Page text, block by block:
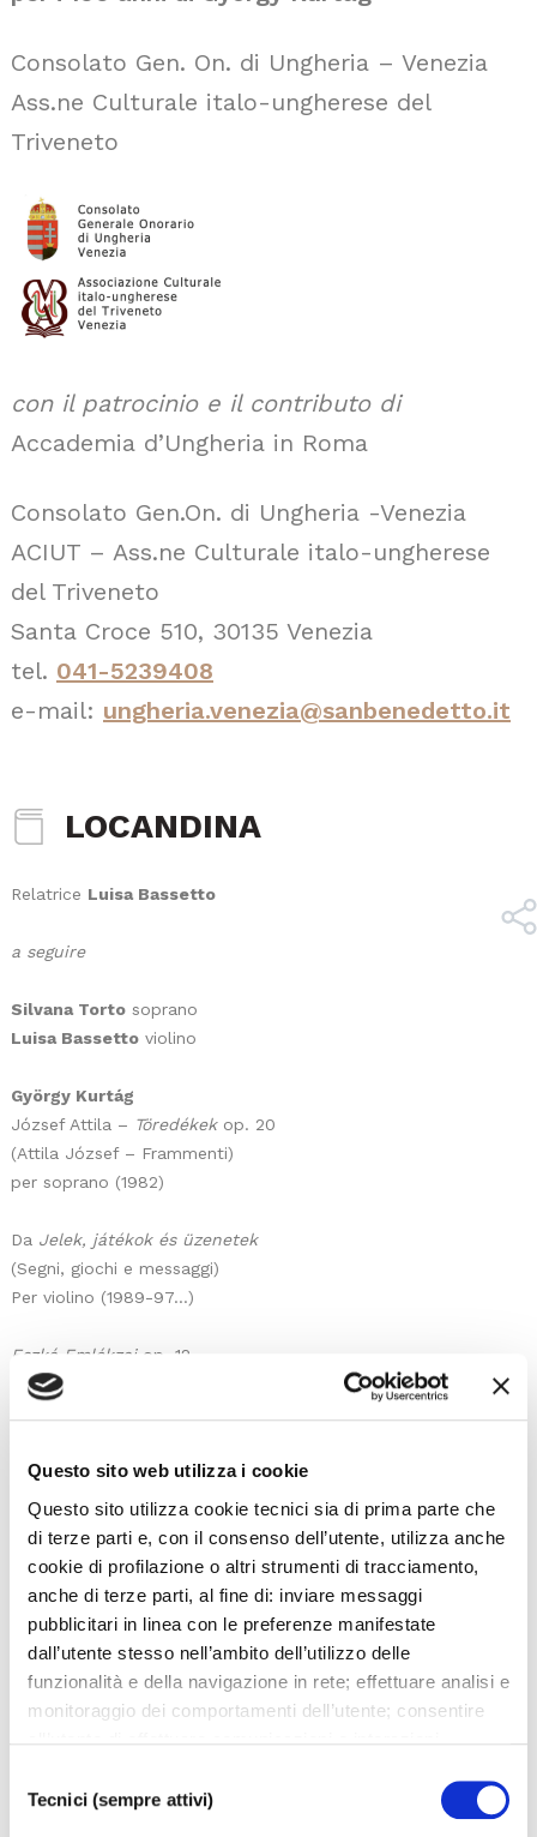
Questo sito web utilizza i cookie
Questo sito utilizza cookie tecnici sia di prima parte che
di terze parti e, con il consenso dell’utente, utilizza anche
cookie di profilazione o altri strumenti di tracciamento,
anche di terze parti, al fine di: inviare messaggi
pubblicitari in linea con le preferenze manifestate
dall’utente stesso nell’ambito dell’utilizzo delle
funzionalità e della navigazione in rete; effettuare analisi e
monitoraggio dei comportamenti dell’utente; consentire
TUTTI”, l’utente acconsente all’uso di tutti i cookie non
tecnici, inclusi quindi quelli di profilazione, analitici e
delTecnici (sempre attivi)
Consolato Gen. On. di Ungheria – Venezia
Ass.ne Culturale italo-ungherese del
Triveneto
con il patrocinio e il contributo di
Accademia d’Ungheria in Roma
Consolato Gen.On. di Ungheria -Venezia
ACIUT – Ass.ne Culturale italo-ungherese
del Triveneto
Santa Croce 510, 30135 Venezia
tel. 041-5239408
e-mail: ungheria.venezia@sanbenedetto.it
LOCANDINA
Relatrice Luisa Bassetto
a seguire
Silvana Torto soprano
Luisa Bassetto violino
György Kurtág
József Attila – Töredékekop. 20
(Attila József – Frammenti)
per soprano (1982)
Da Jelek, játékok és üzenetek
(Segni, giochi e messaggi)
Per violino (1989-97…)
Eszká Emlékzajop. 12
(S.K. Rumore di ricordo)
SCARICA LOCANDINA
SCARICA COMUNICATO STAMPA
I prossimi eventi